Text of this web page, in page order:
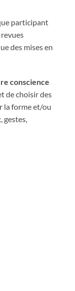
participant
des mises en
conscience
de choisir des
la forme et/ou
gestes,